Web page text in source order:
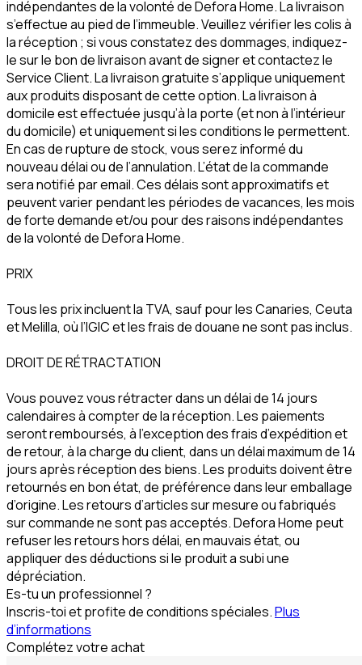
indépendantes de la volonté de Defora Home. La livraison
s’effectue au pied de l’immeuble. Veuillez vérifier les colis à
la réception ; si vous constatez des dommages, indiquez-
le sur le bon de livraison avant de signer et contactez le
Service Client. La livraison gratuite s’applique uniquement
aux produits disposant de cette option. La livraison à
domicile est effectuée jusqu’à la porte (et non à l’intérieur
du domicile) et uniquement si les conditions le permettent.
En cas de rupture de stock, vous serez informé du
nouveau délai ou de l’annulation. L’état de la commande
sera notifié par email. Ces délais sont approximatifs et
peuvent varier pendant les périodes de vacances, les mois
de forte demande et/ou pour des raisons indépendantes
de la volonté de Defora Home.
PRIX
Tous les prix incluent la TVA, sauf pour les Canaries, Ceuta
et Melilla, où l’IGIC et les frais de douane ne sont pas inclus.
DROIT DE RÉTRACTATION
Vous pouvez vous rétracter dans un délai de 14 jours
calendaires à compter de la réception. Les paiements
seront remboursés, à l’exception des frais d’expédition et
de retour, à la charge du client, dans un délai maximum de 14
jours après réception des biens. Les produits doivent être
retournés en bon état, de préférence dans leur emballage
d’origine. Les retours d’articles sur mesure ou fabriqués
sur commande ne sont pas acceptés. Defora Home peut
refuser les retours hors délai, en mauvais état, ou
appliquer des déductions si le produit a subi une
dépréciation.
Es-tu un professionnel ?
Inscris-toi et profite de conditions spéciales.Plus
d’informations
Complétez votre achat